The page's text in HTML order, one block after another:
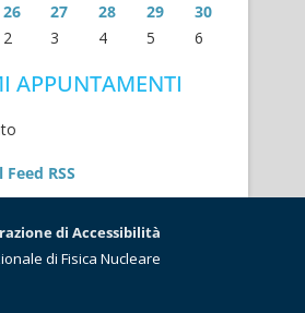
26 27 28 29
30
2 3 4 5 6
APPUNTAMENTI
RSS
di Accessibilità
di Fisica Nucleare